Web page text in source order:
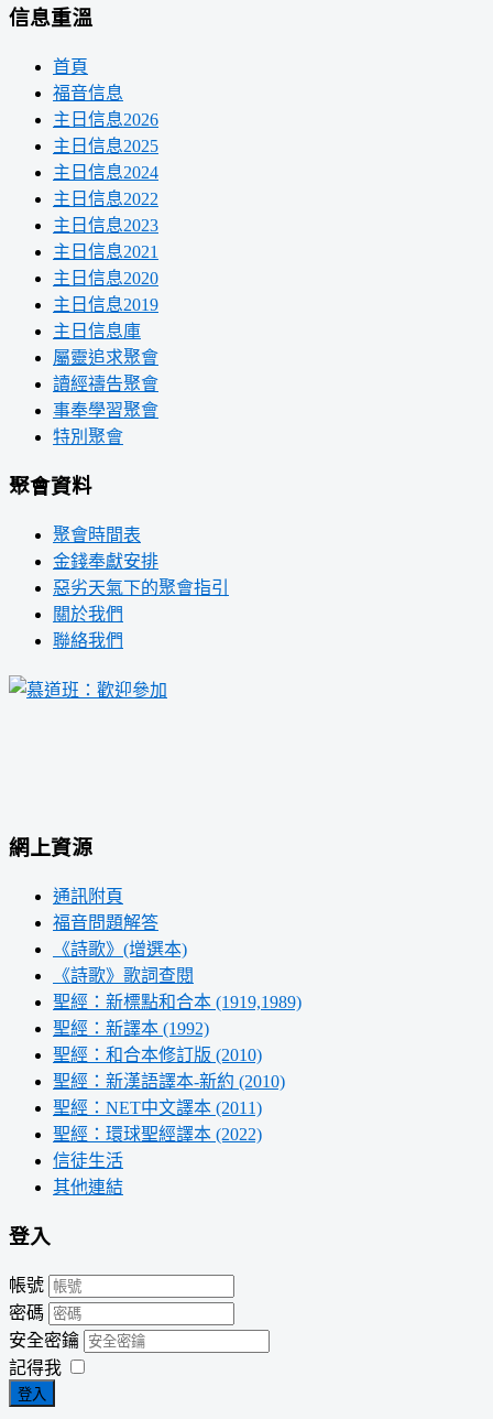
信息重溫
首頁
福音信息
主日信息2026
主日信息2025
主日信息2024
主日信息2022
主日信息2023
主日信息2021
主日信息2020
主日信息2019
主日信息庫
屬靈追求聚會
讀經禱告聚會
事奉學習聚會
特別聚會
聚會資料
聚會時間表
金錢奉獻安排
惡劣天氣下的聚會指引
關於我們
聯絡我們
網上資源
通訊附頁
福音問題解答
《詩歌》(增選本)
《詩歌》歌詞查閱
聖經：新標點和合本 (1919,1989)
聖經：新譯本 (1992)
聖經：和合本修訂版 (2010)
聖經：新漢語譯本-新約 (2010)
聖經：NET中文譯本 (2011)
聖經：環球聖經譯本 (2022)
信徒生活
其他連結
登入
帳號
密碼
安全密鑰
記得我
登入